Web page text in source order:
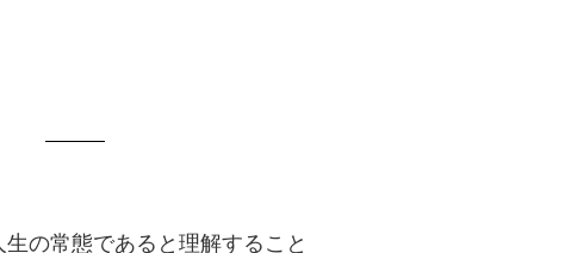
の常態であると理解すること